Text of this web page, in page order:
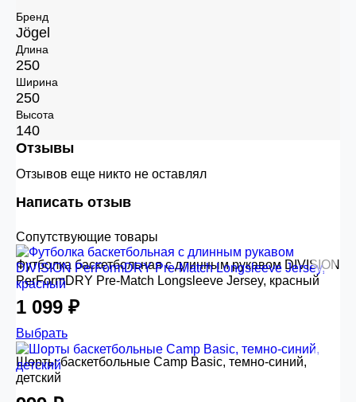
Бренд
Jögel
Длина
250
Ширина
250
Высота
140
Отзывы
Отзывов еще никто не оставлял
Написать отзыв
Сопутствующие товары
Футболка баскетбольная с длинным рукавом DIVISION
PerFormDRY Pre-Match Longsleeve Jersey, красный
1 099 ₽
Выбрать
Шорты баскетбольные Camp Basic, темно-синий,
детский